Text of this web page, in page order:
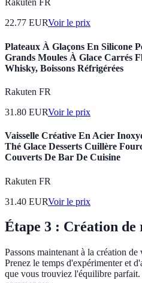
Rakuten FR
22.77 EURVoir le prix
Plateaux À Glaçons En Silicone
Grands Moules À Glace Carrés
Whisky, Boissons Réfrigérées
Rakuten FR
31.80 EURVoir le prix
Vaisselle Créative En Acier
Thé Glace Desserts Cuillère
Couverts De Bar De Cuisine
Rakuten FR
31.40 EURVoir le prix
Étape 3 : Création de
Passons maintenant à la création
Prenez le temps d'expérimenter et
que vous trouviez l'équilibre